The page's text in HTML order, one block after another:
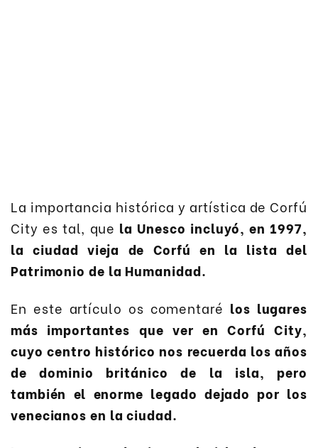
La importancia histórica y artística de Corfú
City es tal, que la Unesco incluyó, en 1997,
la ciudad vieja de Corfú en la lista del
Patrimonio de la Humanidad.
En este artículo os comentaré los lugares
más importantes que ver en Corfú City,
cuyo centro histórico nos recuerda los años
de dominio británico de la isla, pero
también el enorme legado dejado por los
venecianos en la ciudad.